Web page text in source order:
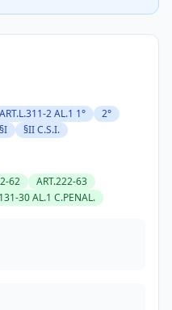
2 AL.1 1°
2°
§II C.S.I.
62
ART.222-63
30 AL.1 C.PENAL.